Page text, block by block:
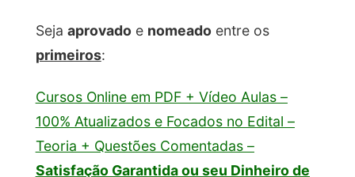
Seja aprovadoe nomeadoentre os
primeiros:
Cursos Online em PDF + Vídeo Aulas –
100% Atualizados e Focados no Edital –
Teoria + Questões Comentadas –
Satisfação Garantida ou seu Dinheiro de